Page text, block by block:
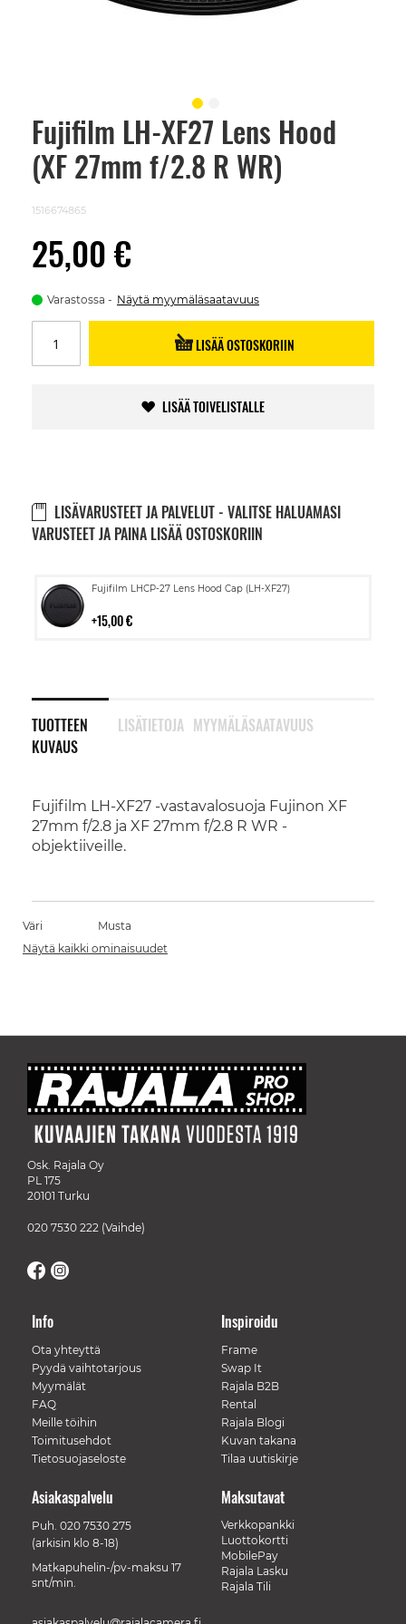
Fujifilm LH-XF27 Lens Hood
(XF 27mm f/2.8 R WR)
1516674865
25,00 €
Varastossa Näytä myymäläsaatavuus
LISÄÄ OSTOSKORIIN
LISÄÄ TOIVELISTALLE
LISÄVARUSTEET JA PALVELUT - VALITSE HALUAMASI
VARUSTEET JA PAINA LISÄÄ OSTOSKORIIN
Fujifilm LHCP-27 Lens Hood Cap (LH-XF27)
15,00 €
Lisää
TUOTTEEN
KUVAUS
Fujifilm LH-XF27 -vastavalosuoja Fujinon XF
27mm f/2.8 ja XF 27mm f/2.8 R WR -
objektiiveille.
LISÄTIETOJA MYYMÄLÄSAATAVUUS
Skip
beginning
images
Väri
Musta
Näytä kaikki ominaisuudet
Osk. Rajala Oy
PL 175
20101 Turku
020 7530 222 (Vaihde)
Info
Ota yhteyttä
Pyydä vaihtotarjous
Myymälät
FAQ
Meille töihin
Toimitusehdot
Tietosuojaseloste
Inspiroidu
Frame
Swap It
Rajala B2B
Rental
Rajala Blogi
Kuvan takana
Tilaa uutiskirje
Maksutavat
Verkkopankki
Luottokortti
MobilePay
Rajala Lasku
Rajala Tili
Asiakaspalvelu
Puh. 020 7530 275
(arkisin klo 8-18)
Matkapuhelin-/pv-maksu 17
snt/min.